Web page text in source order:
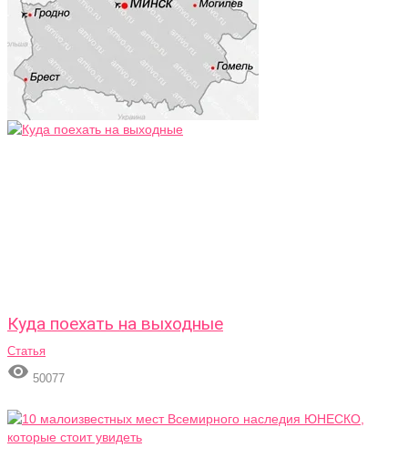
Куда поехать на выходные
Статья
 50077